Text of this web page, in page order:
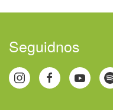
Seguidnos